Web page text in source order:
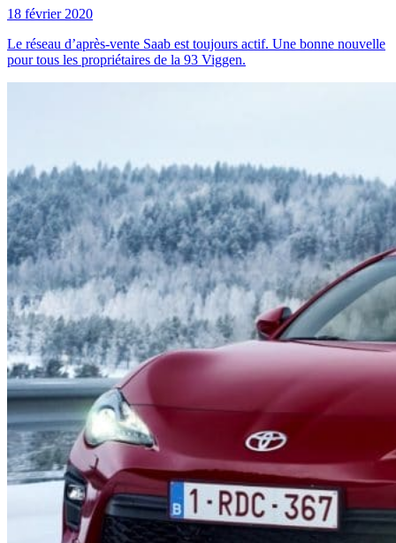
18 février 2020
Le réseau d’après-vente Saab est toujours actif. Une bonne nouvelle
pour tous les propriétaires de la 93 Viggen.